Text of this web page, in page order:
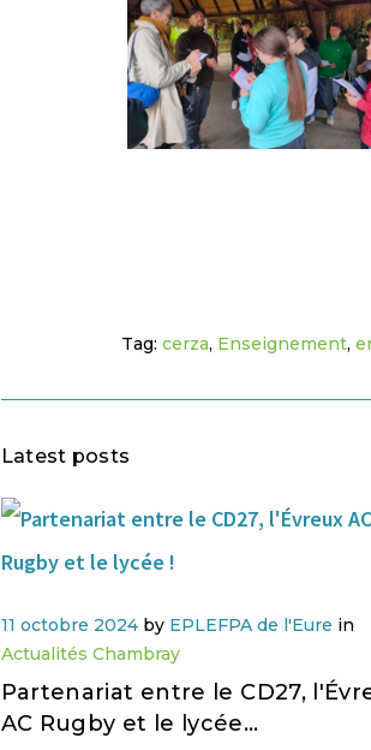
Tag: cerza, Enseignement,
Latest posts
11 octobre 2024 by EPLEFPA de l'Eure in
Actualités Chambray
Partenariat entre le CD27,
AC Rugby et le lycée…